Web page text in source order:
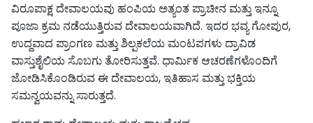
ವಿರೂಪಾಕ್ಷ ದೇವಾಲಯವು ಹಂಪಿಯ ಅತ್ಯಂತ ಪ್ರಾಚೀನ ಮತ್ತು ಇನ್ನೂ
ಪೂಜಾ ಕ್ರಮ ನಡೆಯುತ್ತಿರುವ ದೇವಾಲಯವಾಗಿದೆ. ಇದರ ಭವ್ಯ ಗೋಪುರ,
ಉದ್ದವಾದ ಪ್ರಾಂಗಣ ಮತ್ತು ಶಿಲ್ಪಕಲೆಯ ಮಂಟಪಗಳು ದ್ರಾವಿಡ
ವಾಸ್ತುಶೈಲಿಯ ಸೊಬಗು ತೋರಿಸುತ್ತವೆ. ಧಾರ್ಮಿಕ ಆಚರಣೆಗಳೊಂದಿಗೆ
ಜೋಡಿಸಿಕೊಂಡಿರುವ ಈ ದೇವಾಲಯ, ಇತಿಹಾಸ ಮತ್ತು ಭಕ್ತಿಯ
ಸಮನ್ವಯವನ್ನು ಸಾರುತ್ತದೆ.